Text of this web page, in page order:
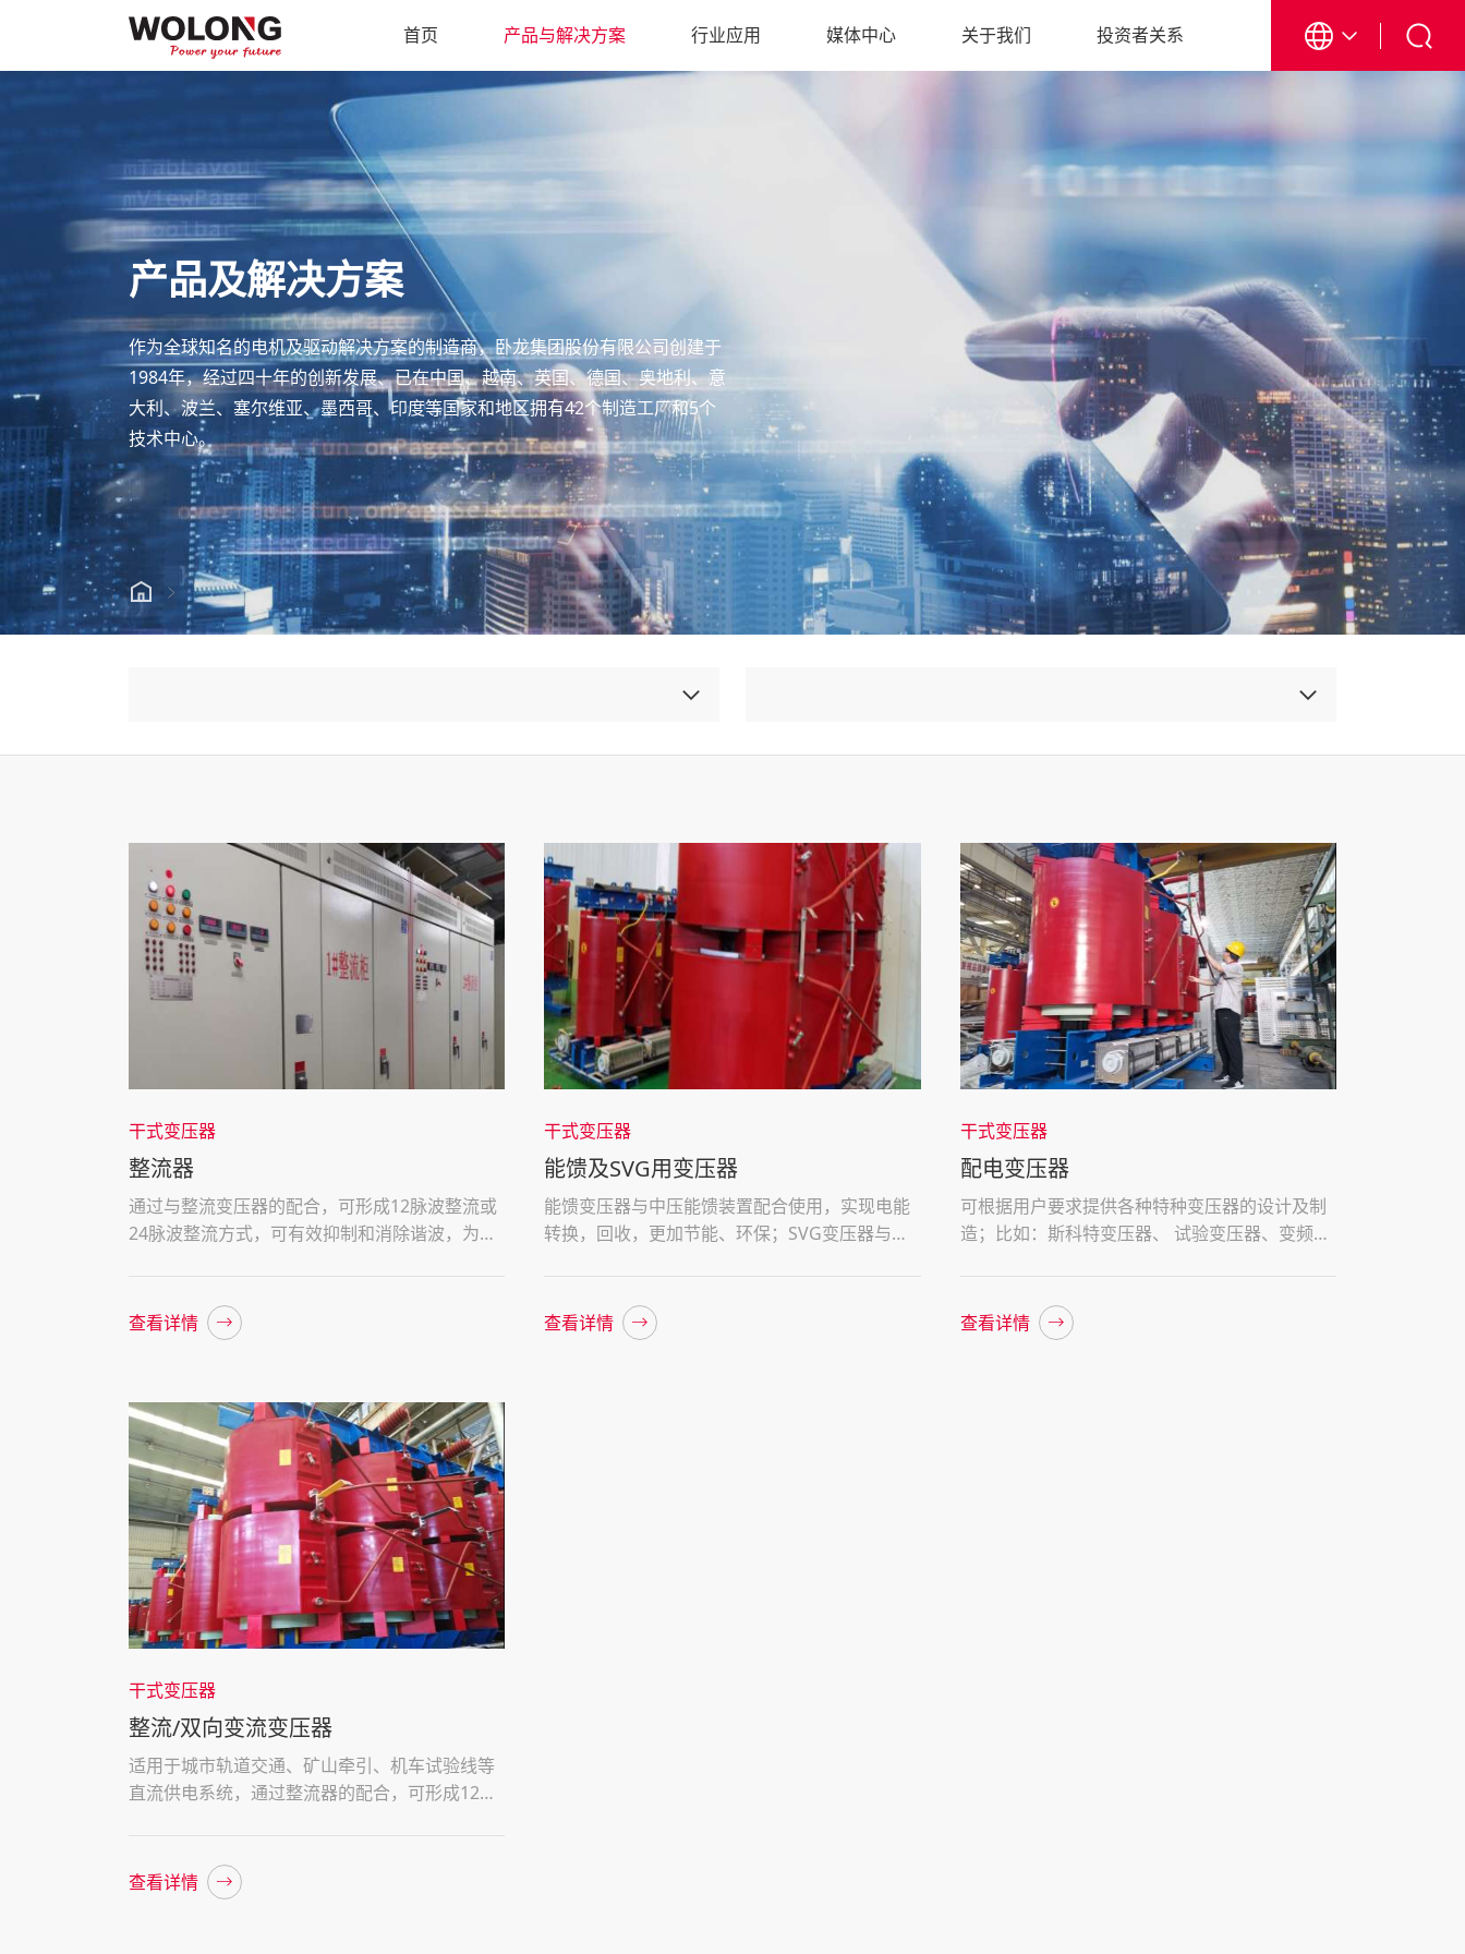
首页 产品与解决方案 行业应用 媒体中心 关于我们 投资者关系
日本語
产品及解决方案
作为全球知名的电机及驱动解决方案的制造商，卧龙集团股份有限公司创建于
1984年，经过四十年的创新发展、已在中国、越南、英国、德国、奥地利、意
大利、波兰、塞尔维亚、墨西哥、印度等国家和地区拥有42个制造工厂和5个
技术中心。
干式变压器
整流器
通过与整流变压器的配合，可形成12脉波整流或
24脉波整流方式，可有效抑制和消除谐波，为电
查看详情
干式变压器
能馈及SVG用变压器
能馈变压器与中压能馈装置配合使用，实现电能
转换，回收，更加节能、环保；SVG变压器与
查看详情
干式变压器
配电变压器
可根据用户要求提供各种特种变压器的设计及制
造；比如：斯科特变压器、 试验变压器、变频变
查看详情
干式变压器
整流/双向变流变压器
适用于城市轨道交通、矿山牵引、机车试验线等
直流供电系统，通过整流器的配合，可形成12脉
查看详情